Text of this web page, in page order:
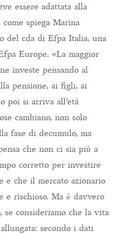
essere adattata alla
spiega Marina
del cda di Efpa Italia, una
Europe. «La maggior
investe pensando al
pensione, ai figli, ai
poi si arriva all’età
cambiano, non solo
fase di decumulo, ma
che non ci sia più a
corretto per investire
e che il mercato azionario
e rischioso. Ma è davvero
se consideriamo che la vita
secondo i dati